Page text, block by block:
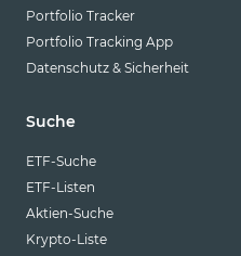
Portfolio Tracker
Portfolio Tracking App
Datenschutz & Sicherheit
Suche
ETF-Suche
ETF-Listen
Aktien-Suche
Krypto-Liste